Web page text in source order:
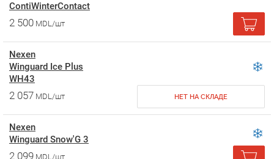
ContiWinterContact
2 500 MDL/шт
Nexen
Winguard Ice Plus
WH43
2 057 MDL/шт НЕТ НА СКЛАДЕ
Nexen
Winguard Snow'G 3
2 099 MDL/шт